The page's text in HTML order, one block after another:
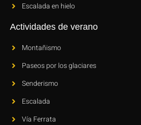
Escalada en hielo
Actividades de verano
Montañismo
Paseos por los glaciares
Senderismo
Escalada
Vía Ferrata